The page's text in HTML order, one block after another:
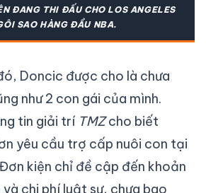
ĐANG THI ĐẤU CHO LOS ANGELES
SAO HÀNG ĐẦU NBA.
Doncic được cho là chưa
như 2 con gái của mình.
tin giải trí TMZcho biết
yêu cầu trợ cấp nuôi con tại
kiện chỉ đề cập đến khoản
chi phí luật sư, chưa bao